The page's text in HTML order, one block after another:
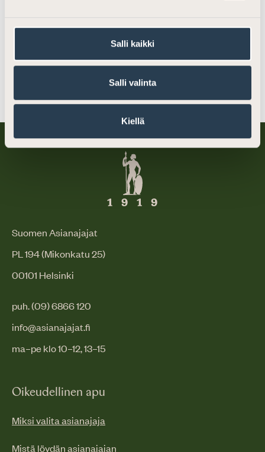
Salli kaikki
Salli valinta
Kiellä
Suomen Asianajajat
PL 194 (Mikonkatu 25)
00101 Helsinki
puh. (09) 6866 120
info@asianajajat.fi
ma–pe klo 10–12, 13–15
Oikeudellinen apu
Miksi valita asianajaja
Mistä löydän asianajajan